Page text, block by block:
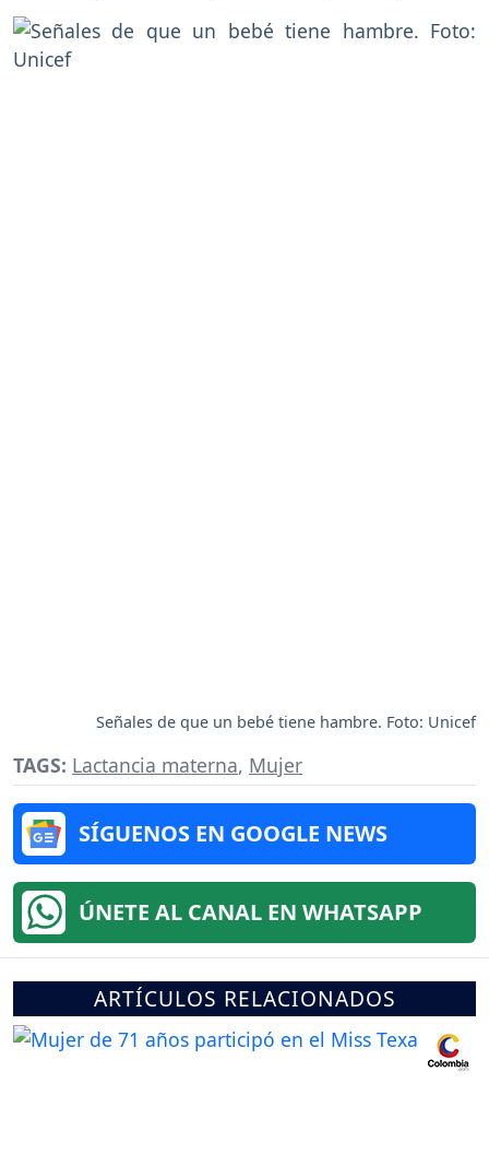
Señales de que un bebé tiene hambre. Foto: Unicef
TAGS: Lactancia materna, Mujer
SÍGUENOS EN GOOGLE NEWS
ÚNETE AL CANAL EN WHATSAPP
ARTÍCULOS RELACIONADOS